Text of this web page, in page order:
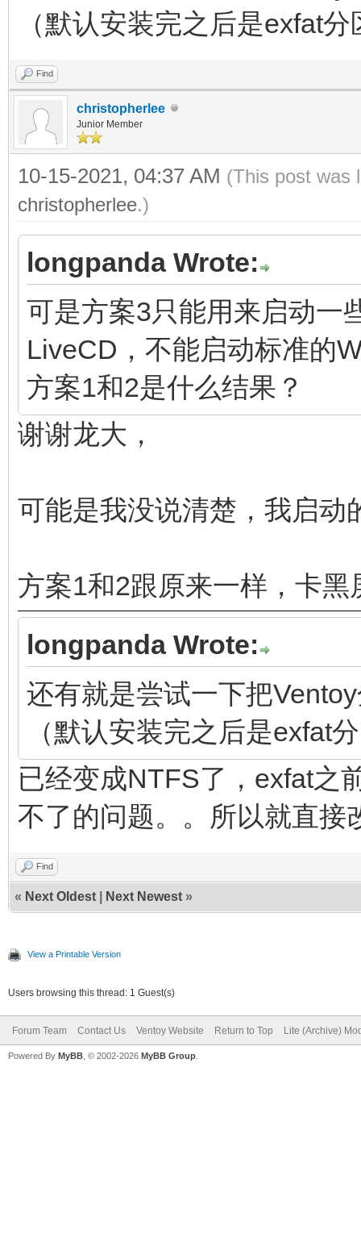
（默认安装完之后是exfat分
Find
christopherlee
Junior Member
10-15-2021, 04:37 AM (This post was
christopherlee.)
longpanda Wrote:
可是方案3只能用来启动一
LiveCD，不能启动标准的
方案1和2是什么结果？
谢谢龙大，
可能是我没说清楚，我启动
方案1和2跟原来一样，卡黑
longpanda Wrote:
还有就是尝试一下把
（默认安装完之后是exfat
已经变成NTFS了，exfat之
不了的问题。。所以就直接
Find
« Next Oldest Next Newest »
View a Printable Version
Users browsing this thread: 1 Guest(s)
Forum Team Contact Us Ventoy Website Return to Top Lite (Archive)
Powered By MyBB , © 2002-2026 MyBB Group